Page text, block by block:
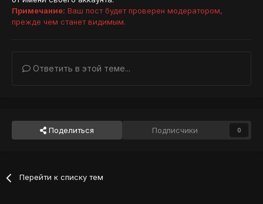
Примечание: Ваш пост будет проверен модератором,
прежде чем станет видимым.
Ответить в этой теме...
Поделиться Подписчики 0
Перейти к списку тем